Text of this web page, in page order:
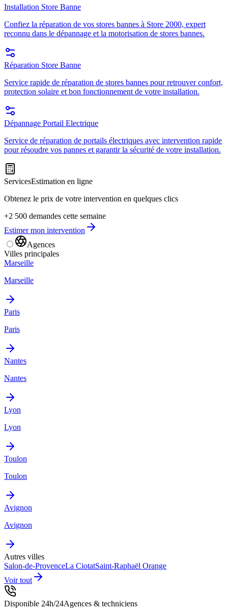
Installation Store Banne
Confiez la réparation de vos stores bannes à Store 2000, expert
reconnu dans le dépannage et la motorisation de stores bannes.
Réparation Store Banne
Service rapide de réparation de stores bannes pour retrouver confort,
protection solaire et bon fonctionnement de votre installation.
Dépannage Portail Electrique
Service de réparation de portails électriques avec intervention rapide
pour résoudre vos pannes et garantir la sécurité de votre installation.
ServicesEstimation en ligne
Obtenez le prix de votre intervention en quelques clics
+2 500 demandes cette semaine
Estimer mon intervention
Agences
Villes principales
Marseille
Marseille
Paris
Paris
Nantes
Nantes
Lyon
Lyon
Toulon
Toulon
Avignon
Avignon
Autres villes
Salon-de-ProvenceLa CiotatSaint-Raphaël Orange
Voir tout
Disponible 24h/24Agences & techniciens